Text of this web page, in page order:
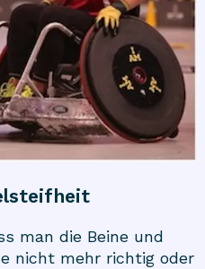
man die Beine und
nicht mehr richtig oder